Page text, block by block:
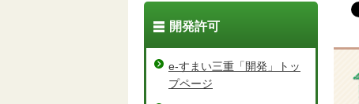
開発許可
e-すまい三重「開発」トッ
プページ